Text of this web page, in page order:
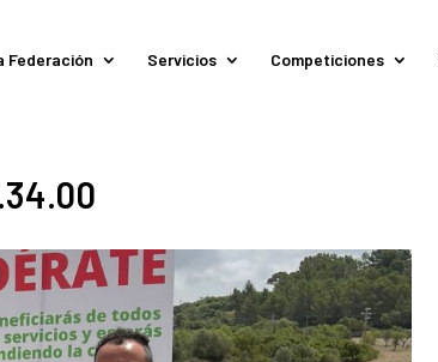
Federación Servicios Competiciones